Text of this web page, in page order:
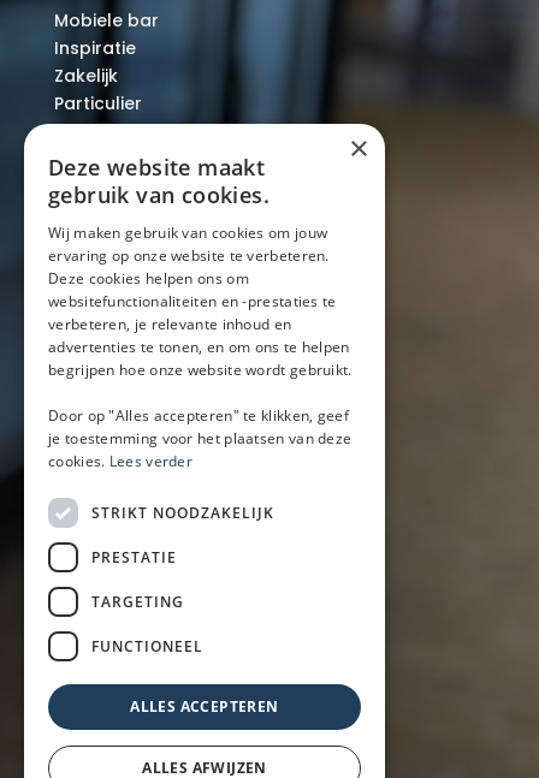
Mobiele bar
Inspiratie
Zakelijk
Particulier
Over ons
Blog
Locaties
Mobiele bar
Mobiele bar huren
Bier/wijn/fris bar
Champagnebar
Wijnbar
Aperol spritz bar
Arrangementen
Lunch
Borrel met hapjes
BBQ
Buffet
Walking dinner
×
Deze website maakt
gebruik van cookies.
Wij maken gebruik van cookies om jouw
ervaring op onze website te verbeteren.
Deze cookies helpen ons om
websitefunctionaliteiten en -prestaties te
verbeteren, je relevante inhoud en
advertenties te tonen, en om ons te helpen
begrijpen hoe onze website wordt gebruikt.
Door op "Alles accepteren" te klikken, geef
je toestemming voor het plaatsen van deze
cookies. Lees verder
STRIKT NOODZAKELIJK
PRESTATIE
TARGETING
FUNCTIONEEL
ALLES ACCEPTEREN
ALLES AFWIJZEN